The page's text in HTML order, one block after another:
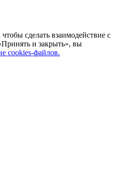
сделать взаимодействие с
и закрыть», вы
cookies-файлов.